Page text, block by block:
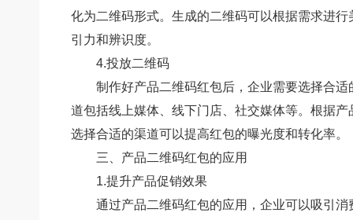
化为二维码形式。生成的二维码可以根据需求进
引力和辨识度。
4.投放二维码
制作好产品二维码红包后，企业需要选择合
道包括线上媒体、线下门店、社交媒体等。根据
选择合适的渠道可以提高红包的曝光度和转化率。
三、产品二维码红包的应用
1.提升产品促销效果
通过产品二维码红包的应用，企业可以吸引